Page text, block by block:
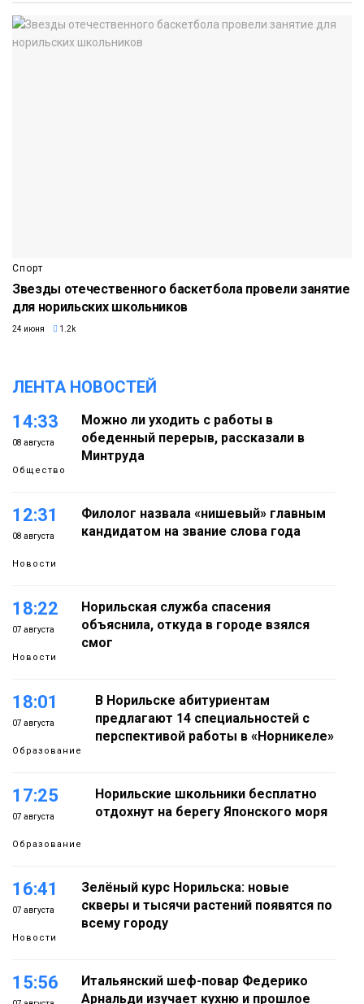
Спорт
Звезды отечественного баскетбола провели занятие
для норильских школьников
24 июня 1.2k
ЛЕНТА НОВОСТЕЙ
14:33
08 августа
Общество
Можно ли уходить с работы в
обеденный перерыв, рассказали в
Минтруда
12:31
08 августа
Новости
Филолог назвала «нишевый» главным
кандидатом на звание слова года
18:22
07 августа
Новости
Норильская служба спасения
объяснила, откуда в городе взялся
смог
18:01
07 августа
Образование
В Норильске абитуриентам
предлагают 14 специальностей с
перспективой работы в «Норникеле»
17:25
07 августа
Образование
Норильские школьники бесплатно
отдохнут на берегу Японского моря
16:41
07 августа
Новости
Зелёный курс Норильска: новые
скверы и тысячи растений появятся по
всему городу
15:56
Итальянский шеф-повар Федерико
Арнальди изучает кухню и прошлое